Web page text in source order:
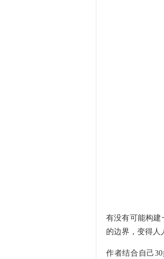
有没有可能构建
的边界，变得人
作者结合自己